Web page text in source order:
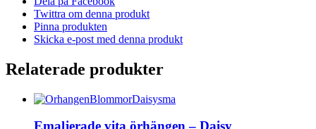
Twittra om denna produkt
Pinna produkten
Skicka e-post med denna produkt
Relaterade produkter